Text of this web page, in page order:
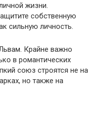
жизни.
собственную
сильную личность.
Крайне важно
в романтических
союз строятся не на
но также на